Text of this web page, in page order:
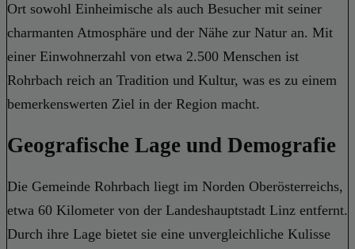
Ort sowohl Einheimische als auch Besucher mit seiner
charmanten Atmosphäre und der Nähe zur Natur an. Mit
einer Einwohnerzahl von etwa 2.500 Menschen ist
Rohrbach reich an Tradition und Kultur, was es zu einem
bemerkenswerten Ziel in der Region macht.
Geografische Lage und Demografie
Die Gemeinde Rohrbach liegt im Norden Oberösterreichs,
etwa 60 Kilometer von der Landeshauptstadt Linz entfernt.
Durch ihre Lage bietet sie eine unvergleichliche Kulisse